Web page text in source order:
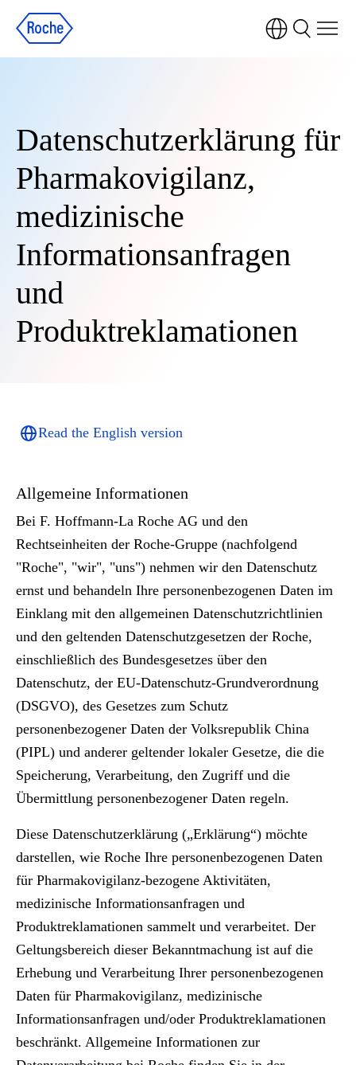
Datenschutzerklärung für
Pharmakovigilanz,
medizinische
Informationsanfragen
und
Produktreklamationen
Read the English version
Allgemeine Informationen
Bei F. Hoffmann-La Roche AG und den
Rechtseinheiten der Roche-Gruppe (nachfolgend
"Roche", "wir", "uns") nehmen wir den Datenschutz
ernst und behandeln Ihre personenbezogenen Daten im
Einklang mit den allgemeinen Datenschutzrichtlinien
und den geltenden Datenschutzgesetzen der Roche,
einschließlich des Bundesgesetzes über den
Datenschutz, der EU-Datenschutz-Grundverordnung
(DSGVO), des Gesetzes zum Schutz
personenbezogener Daten der Volksrepublik China
(PIPL) und anderer geltender lokaler Gesetze, die die
Speicherung, Verarbeitung, den Zugriff und die
Übermittlung personenbezogener Daten regeln.
Diese Datenschutzerklärung („Erklärung“) möchte
darstellen, wie Roche Ihre personenbezogenen Daten
für Pharmakovigilanz-bezogene Aktivitäten,
medizinische Informationsanfragen und
Produktreklamationen sammelt und verarbeitet. Der
Geltungsbereich dieser Bekanntmachung ist auf die
Erhebung und Verarbeitung Ihrer personenbezogenen
Daten für Pharmakovigilanz, medizinische
Informationsanfragen und/oder Produktreklamationen
beschränkt. Allgemeine Informationen zur